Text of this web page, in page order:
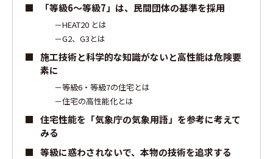
「等級6～等級7」は、民間団体の基準を採用
HEAT20 とは
G2、G3とは
施工技術と科学的な知識がないと高性能は危険要
素に
等級6・等級7の住宅とは
住宅の高性能化とは
住宅性能を「気象庁の気象用語」を参考に考えて
みる
等級に惑わされないで、本物の技術を追求する